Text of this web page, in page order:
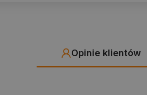
Opinie klientów